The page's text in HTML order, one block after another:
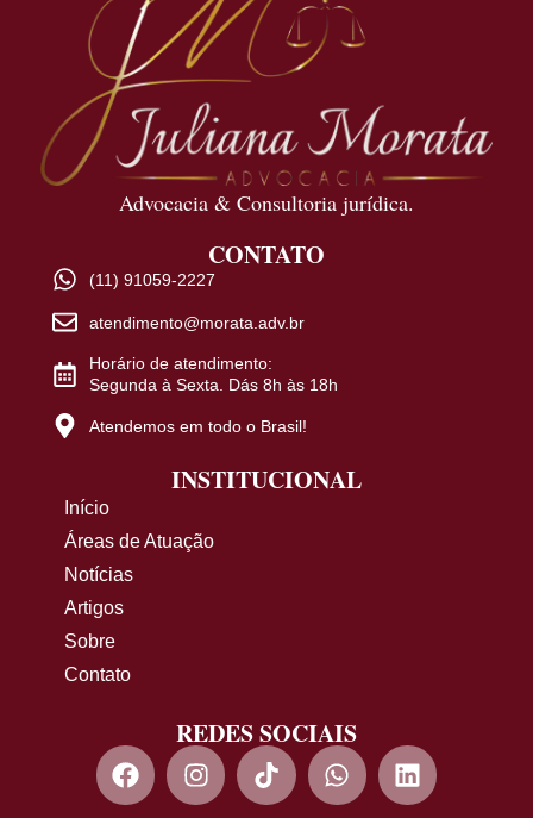
Advocacia & Consultoria jurídica.
CONTATO
(11) 91059-2227
atendimento@morata.adv.br
Horário de atendimento:
Segunda à Sexta. Dás 8h às 18h
Atendemos em todo o Brasil!
INSTITUCIONAL
Início
Áreas de Atuação
Notícias
Artigos
Sobre
Contato
REDES SOCIAIS